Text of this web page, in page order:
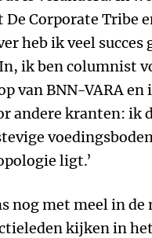
De Corporate Tribe
heb ik veel succes
ik ben columnist
van BNN-VARA
andere kranten: ik
ligt.’
nog met meel in de
kijken in